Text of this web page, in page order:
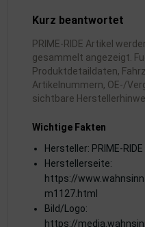
Kurz beantwortet
PRIME-RIDE Artikel
gesammelt angezeigt.
Produktdetaildaten,
Artikelnummern, OE-/
sichtbare
Wichtige Fakten
Hersteller: PRIME-RIDE
Herstellerseite:
https://
m1127.html
Bild/Logo:
https://